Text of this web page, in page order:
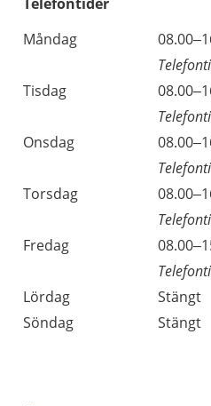
Måndag
Tisdag
Onsdag
Torsdag
Fredag
Lördag
Stängt
Söndag
Stängt